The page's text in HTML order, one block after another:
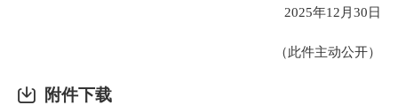
2025年12月30日
（此件主动公开）
附件下载